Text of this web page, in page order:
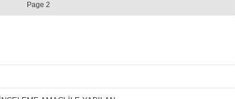
Page 2